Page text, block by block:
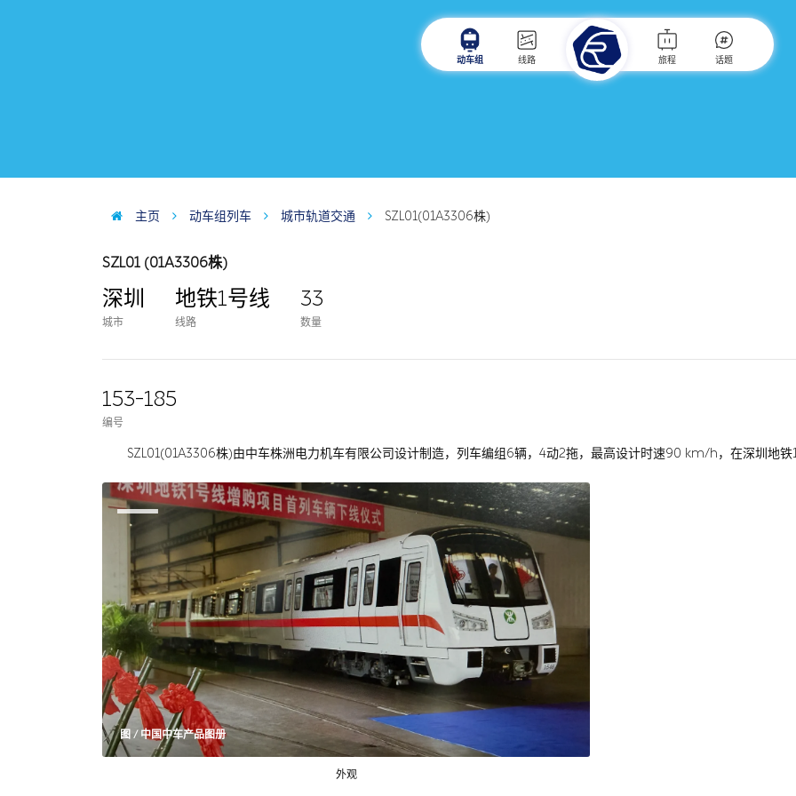
动车组 线路 旅程 话题
主页 动车组列车 城市轨道交通 SZL01(01A3306株)
SZL01 (01A3306株)
深圳
城市
地铁1号线
线路
33
数量
153-185
编号
SZL01(01A3306株)由中车株洲电力机车有限公司设计制造，列车编组6辆，4动2拖，最高设计时速90 km/h，在深圳地铁1
图 / 中国中车产品图册
外观